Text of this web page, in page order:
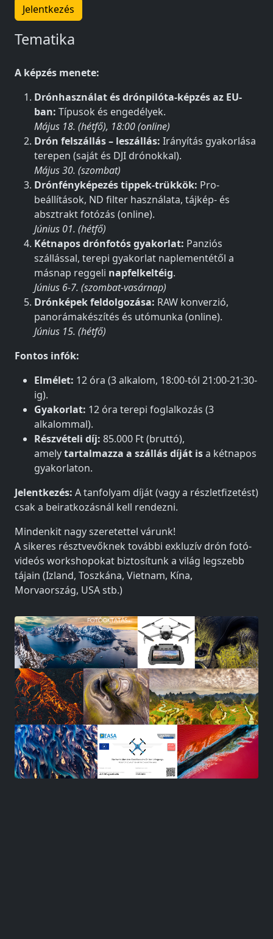
Jelentkezés
Tematika
A képzés menete:
Drónhasználat és drónpilóta-képzés az EU-
ban: Típusok és engedélyek.
Május 18. (hétfő), 18:00 (online)
Drón felszállás – leszállás: Irányítás gyakorlása
terepen (saját és DJI drónokkal).
Május 30. (szombat)
Drónfényképezés tippek-trükkök: Pro-
beállítások, ND filter használata, tájkép- és
absztrakt fotózás (online).
Június 01. (hétfő)
Kétnapos drónfotós gyakorlat: Panziós
szállással, terepi gyakorlat naplementétől a
másnap reggeli napfelkeltéig.
Június 6-7. (szombat-vasárnap)
Drónképek feldolgozása: RAW konverzió,
panorámakészítés és utómunka (online).
Június 15. (hétfő)
Fontos infók:
Elmélet: 12 óra (3 alkalom, 18:00-tól 21:00-21:30-
ig).
Gyakorlat: 12 óra terepi foglalkozás (3
alkalommal).
Részvételi díj: 85.000 Ft (bruttó),
amelytartalmazza a szállás díját isa kétnapos
gyakorlaton.
Jelentkezés: A tanfolyam díját (vagy a részletfizetést)
csak a beiratkozásnál kell rendezni.
Mindenkit nagy szeretettel várunk!
A sikeres résztvevőknek további exkluzív drón fotó-
videós workshopokat biztosítunk a világ legszebb
tájain (Izland, Toszkána, Vietnam, Kína,
Morvaország, USA stb.)